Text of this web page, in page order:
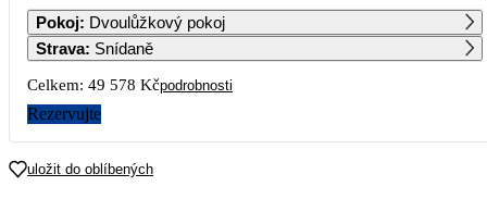
1 2 3 4 5 6
7 8 9 10 11 12 13
24 789
21
Pokoj: Dvoulůžkový pokoj
Strava: Snídaně
Celkem: 49 578 Kčpodrobnosti
Rezervujte
uložit do oblíbených